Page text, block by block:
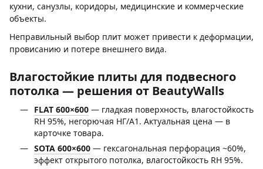
кухни, санузлы, коридоры, медицинские и коммерческие
объекты.
Неправильный выбор плит может привести к деформации,
провисанию и потере внешнего вида.
Влагостойкие плиты для подвесного
потолка — решения от BeautyWalls
FLAT 600×600 — гладкая поверхность, влагостойкость
RH 95%, негорючая НГ/A1. Актуальная цена — в
карточке товара.
SOTA 600×600 — гексагональная перфорация ~60%,
эффект открытого потолка, влагостойкость RH 95%.